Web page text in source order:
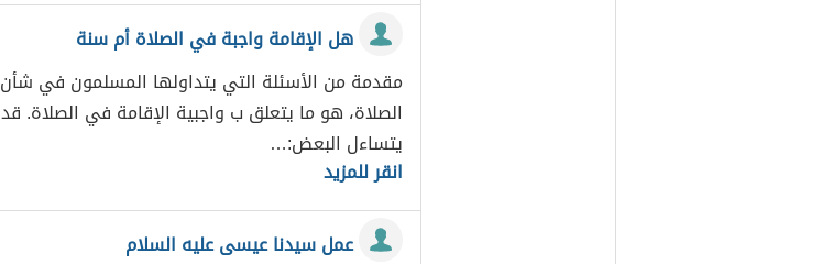
هل الإقامة واجبة في الصلاة أم سنة
مقدمة من الأسئلة التي يتداولها المسلمون في شأن
الصلاة، هو ما يتعلق ب واجبية الإقامة في الصلاة. قد
يتساءل البعض:…
انقر للمزيد
عمل سيدنا عيسى عليه السلام